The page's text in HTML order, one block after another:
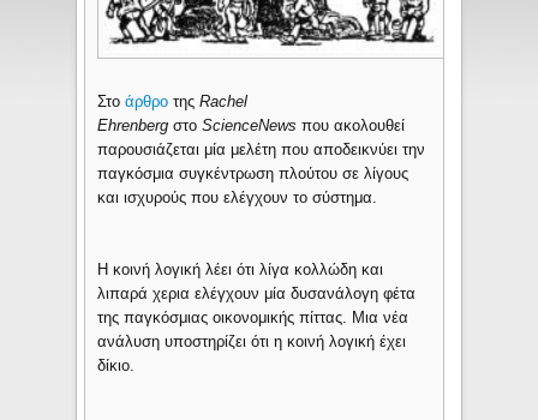
Στοάρθρο τηςRachel
Ehrenberg στοScienceNews που ακολουθεί
παρουσιάζεται μία μελέτη που αποδεικνύει την
παγκόσμια συγκέντρωση πλούτου σε λίγους
και ισχυρούς που ελέγχουν το σύστημα.
Η κοινή λογική λέει ότι λίγα κολλώδη και
λιπαρά χερια ελέγχουν μία δυσανάλογη φέτα
της παγκόσμιας οικονομικής πίττας. Μια νέα
ανάλυση υποστηρίζει ότι η κοινή λογική έχει
δίκιο.